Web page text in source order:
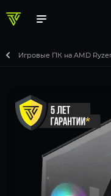
Игровые ПК на AMD